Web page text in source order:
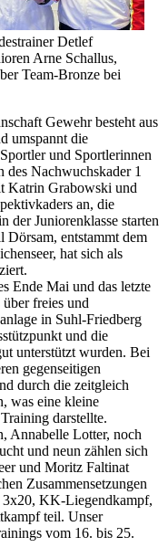
Detlef
Arne Schallus,
Team-Bronze bei
Gewehr besteht aus
umspannt die
und Sportlerinnen
des Nachwuchskader 1
Katrin Grabowski und
an, die
der Juniorenklasse starten
entstammt dem
hat sich als
Ende Mai und das letzte
freies und
in Suhl-Friedberg
und die
unterstützt wurden. Bei
gegenseitigen
durch die zeitgleich
was eine kleine
darstellte.
Annabelle Lotter, noch
und neun zählen sich
und Moritz Faltinat
Zusammensetzungen
KK-Liegendkampf,
teil. Unser
vom 16. bis 25.